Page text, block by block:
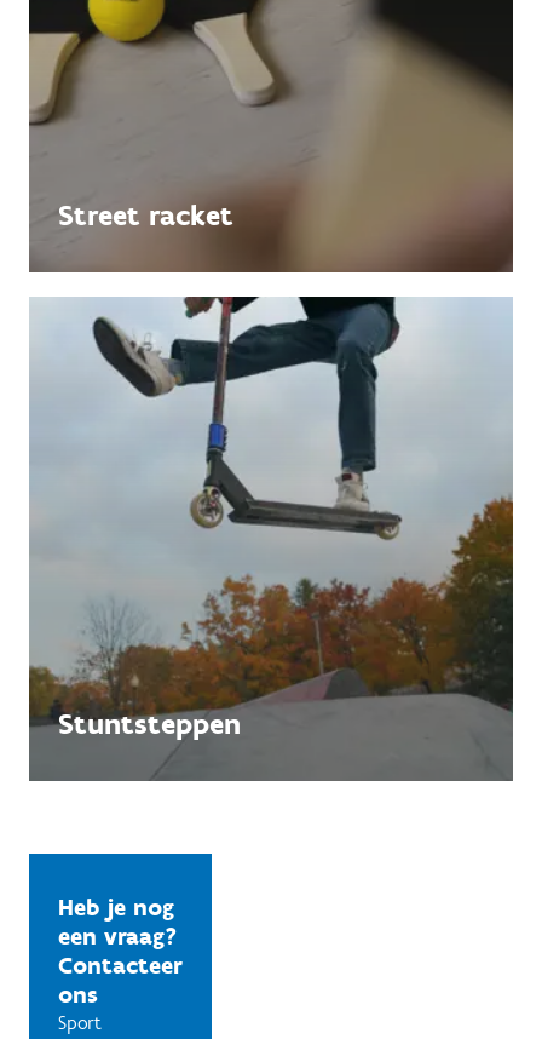
Street racket
Stuntsteppen
Heb je nog
een vraag?
Contacteer
ons
Sport